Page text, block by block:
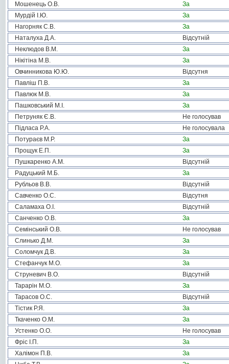
Мошенець О.В.
За
Мурдій І.Ю.
За
Нагорняк С.В.
За
Наталуха Д.А.
Відсутній
Неклюдов В.М.
За
Нікітіна М.В.
За
Овчинникова Ю.Ю.
Відсутня
Павліш П.В.
За
Павлюк М.В.
За
Пашковський М.І.
За
Петруняк Є.В.
Не голосував
Підласа Р.А.
Не голосувала
Потураєв М.Р.
За
Прощук Е.П.
За
Пушкаренко А.М.
Відсутній
Радуцький М.Б.
За
Рубльов В.В.
Відсутній
Савченко О.С.
Відсутня
Саламаха О.І.
Відсутній
Санченко О.В.
За
Семінський О.В.
Не голосував
Слинько Д.М.
За
Соломчук Д.В.
За
Стефанчук М.О.
За
Струневич В.О.
Відсутній
Тарарін М.О.
За
Тарасов О.С.
Відсутній
Тістик Р.Я.
За
Ткаченко О.М.
За
Устенко О.О.
Не голосував
Фріс І.П.
За
Халімон П.В.
За